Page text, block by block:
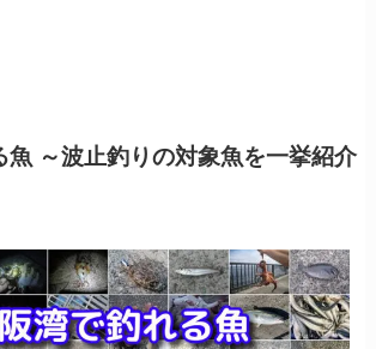
魚 ～波止釣りの対象魚を一挙紹介